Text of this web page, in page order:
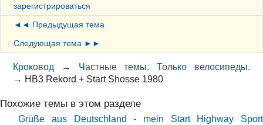
зарегистрироваться
◄◄ Предыдущая тема
Следующая тема ►►
Кроковод → Частные темы. Только велосипеды.
→ HB3 Rekord + Start Shosse 1980
Похожие темы в этом разделе
Grüße aus Deutschland - mein Start Highway Sport